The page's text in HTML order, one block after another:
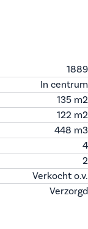
1889
In centrum
135 m2
122 m2
448 m3
4
2
Verkocht o.v.
Verzorgd